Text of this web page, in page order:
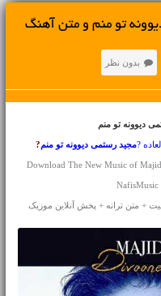
تو منم و متن آهنگ
بدون نظر
دیوونه تو منم
?مجید رستمی دیوونه تو منم?
Download The New Music of
NafisMusic